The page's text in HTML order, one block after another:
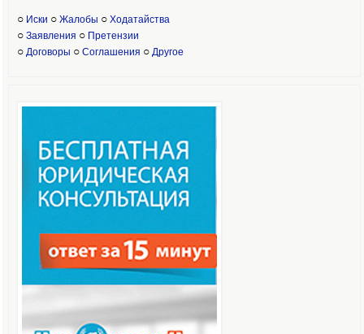
○ Иски ○ Жалобы ○ Ходатайства
○ Заявления ○ Претензии
○ Договоры ○ Соглашения ○ Другое